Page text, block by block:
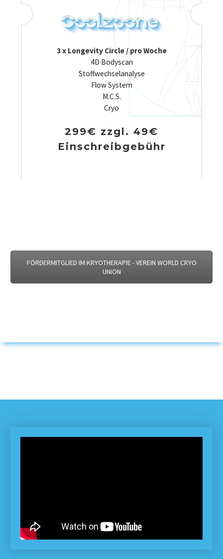
3 x Longevity Circle / pro Woche
4D Bodyscan
Stoffwechselanalyse
Flow System
M.C.S.
Cryo
299€ zzgl. 49€
Einschreibgebühr
FÖRDERMITGLIED IM KRYOTHERAPIE - VEREIN WORLD CRYO
UNION